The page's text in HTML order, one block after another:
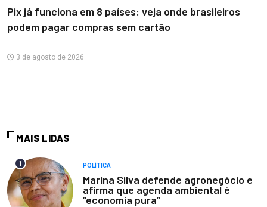
Pix já funciona em 8 países: veja onde brasileiros
podem pagar compras sem cartão
3 de agosto de 2026
MAIS LIDAS
1 POLÍTICA
Marina Silva defende agronegócio e
afirma que agenda ambiental é
“economia pura”